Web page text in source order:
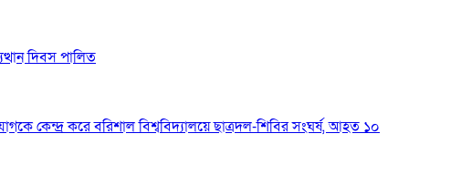
দিবস পালিত
কেন্দ্র করে বরিশাল বিশ্ববিদ্যালয়ে ছাত্রদল-শিবির সংঘর্ষ, আহত ১০